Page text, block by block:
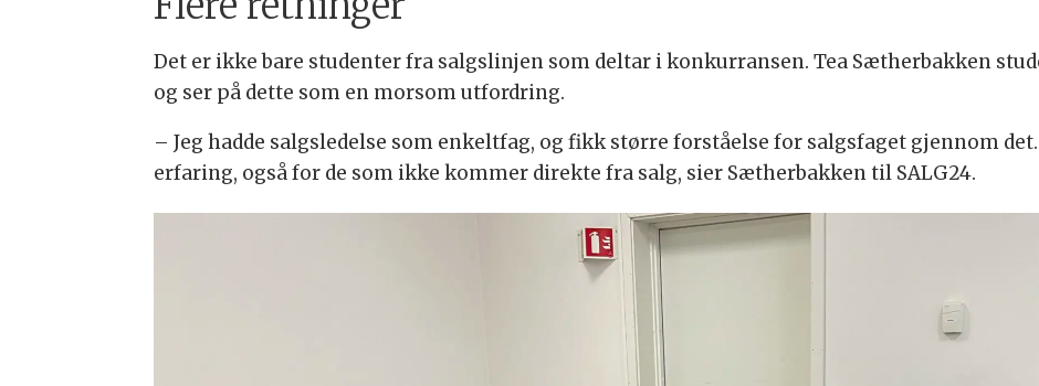
Det er ikke bare studenter fra salgslinjen som deltar i konkurransen. Tea Sætherbakken
og ser på dette som en morsom utfordring.
– Jeg hadde salgsledelse som enkeltfag, og fikk større forståelse for salgsfaget gjennom
erfaring, også for de som ikke kommer direkte fra salg, sier Sætherbakken til SALG24.